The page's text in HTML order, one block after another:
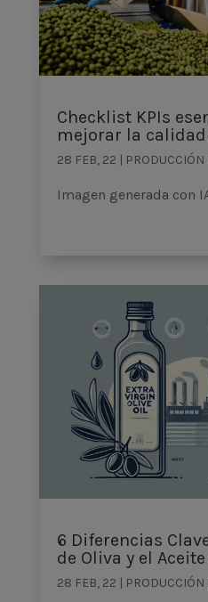
Checklist KPIs
mejorar la calidad
28 FEB, 22 | PRODUCCIÓN
Imagen generada con
6 Diferencias
de Oliva y el
28 FEB, 22 | PRODUCCIÓN